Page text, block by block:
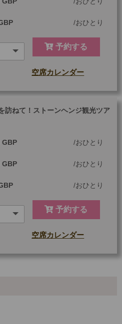
おひとり
予約する
空席カレンダー
訪ねて！ストーンヘンジ観光ツア
GBP おひとり
GBP おひとり
おひとり
予約する
空席カレンダー